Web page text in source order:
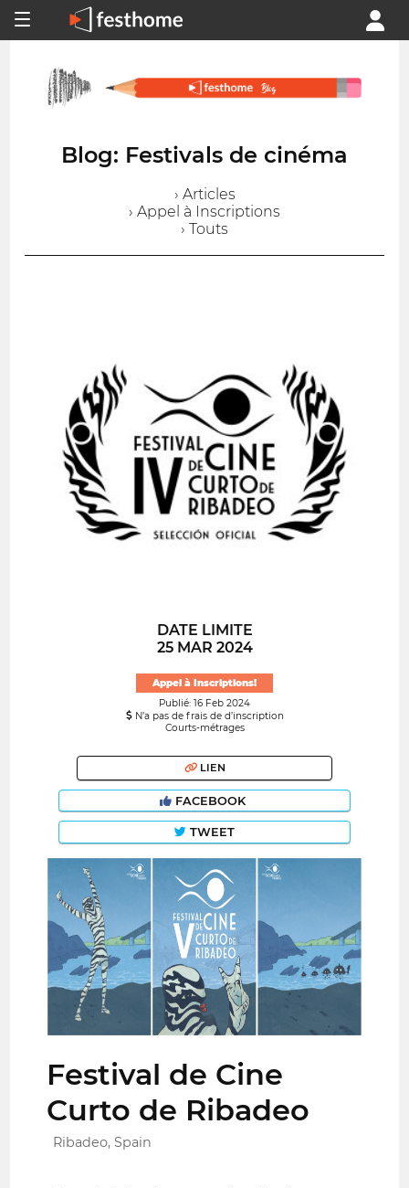
Blog: Festivals de cinéma
› Articles
› Appel à Inscriptions
› Touts
DATE LIMITE
25 MAR 2024
Appel à Inscriptions!
Publié: 16 Feb 2024
N’a pas de frais de d’inscription
Courts-métrages
LIEN
FACEBOOK
TWEET
Festival de Cine
Curto de Ribadeo
Ribadeo, Spain